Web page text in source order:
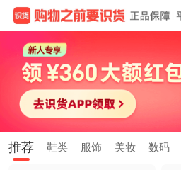
推荐 鞋类 服饰 美妆 数码